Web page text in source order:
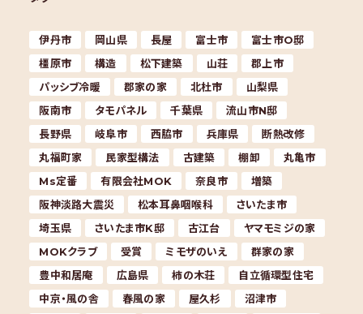
伊丹市 岡山県 長屋 富士市
富士市O邸
橿原市
構造 松下建築 山荘
郡上市
パッシブ冷暖
郡家の家 北杜市
山梨県
阪南市
タモパネル 千葉県
流山市N邸
長野県
岐阜市 西脇市 兵庫県
断熱改修
丸福町家
民家型構法 古建築 棚卸
丸亀市
Ms定番
有限会社MOK 奈良市
増築
阪神淡路大震災
松本耳鼻咽喉科
さいたま市
埼玉県
さいたま市K邸 古江台
ヤマモミジの家
MOKクラブ
受賞 ミモザのいえ
群家の家
豊中和居庵
広島県 柿の木荘
自立循環型住宅
中京・風の舎
春風の家 屋久杉
沼津市